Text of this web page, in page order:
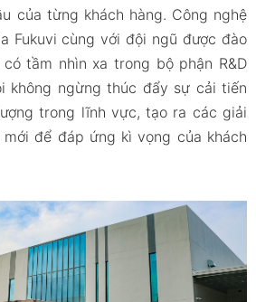
của từng khách hàng. Công nghệ
Fukuvi cùng với đội ngũ được đào
tầm nhìn xa trong bộ phận R&D
không ngừng thúc đẩy sự cải tiến
trong lĩnh vực, tạo ra các giải
để đáp ứng kì vọng của khách